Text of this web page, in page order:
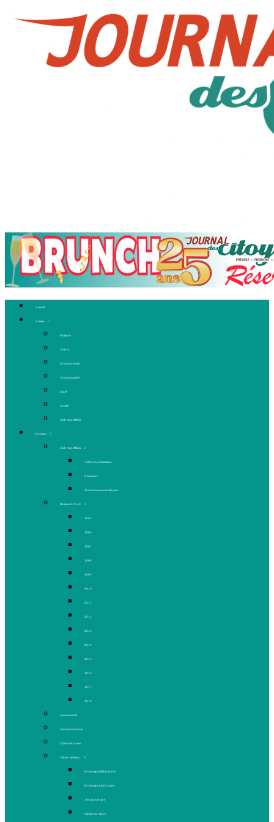
Accueil
Articles
Politique
Culture
Environnement
Communautaire
Santé
Société
Club Ado Média
Dossiers
Club Ado Média
Vidéo de présentation
Historique
Journal des jeunes citoyens
Rivière du Nord
2005
2006
2007
2008
2009
2010
2011
2012
2013
2014
2015
2016
2017
2018
Gaz de schiste
Femmes de parole
Liberté de presse
Cahiers spéciaux
Hommage à Élie Laroche
Hommage à Jean Laurin
10e anniversaire
Cahiers du Japon